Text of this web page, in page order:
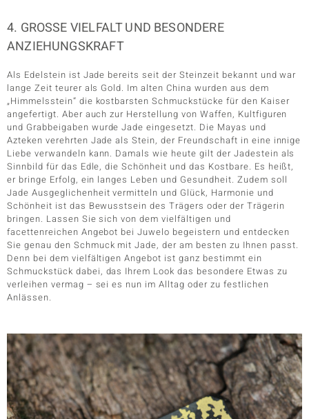
4. GROSSE VIELFALT UND BESONDERE A
NZIEHUNGSKRAFT
Als Edelstein ist Jade bereits seit der Steinzeit bekannt und war
lange Zeit teurer als Gold. Im alten China wurden aus dem
„Himmelsstein“ die kostbarsten Schmuckstücke für den Kaiser
angefertigt. Aber auch zur Herstellung von Waffen, Kultfiguren
und Grabbeigaben wurde Jade eingesetzt. Die Mayas und
Azteken verehrten Jade als Stein, der Freundschaft in eine innige
Liebe verwandeln kann. Damals wie heute gilt der Jadestein als
Sinnbild für das Edle, die Schönheit und das Kostbare. Es heißt,
er bringe Erfolg, ein langes Leben und Gesundheit. Zudem soll
Jade Ausgeglichenheit vermitteln und Glück, Harmonie und
Schönheit ist das Bewusstsein des Trägers oder der Trägerin
bringen. Lassen Sie sich von dem vielfältigen und
facettenreichen Angebot bei Juwelo begeistern und entdecken
Sie genau den Schmuck mit Jade, der am besten zu Ihnen passt.
Denn bei dem vielfältigen Angebot ist ganz bestimmt ein
Schmuckstück dabei, das Ihrem Look das besondere Etwas zu
verleihen vermag – sei es nun im Alltag oder zu festlichen
Anlässen.